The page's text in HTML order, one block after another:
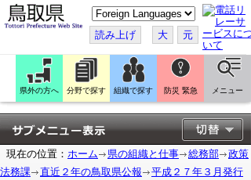
こ
の
ペ
ー
ジ
翻
訳
す
る
読み上げ 大 元
県外の方へ 分野で探す 組織で探す 防災 緊急 メニュー
現在の位置： ホーム 県の組織と仕事 総務部
政策
法務課
直近２年の鳥取県公報
平成２７年３月発行